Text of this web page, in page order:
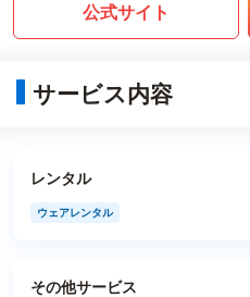
公式サイト
サービス内容
レンタル
ウェアレンタル
その他サービス